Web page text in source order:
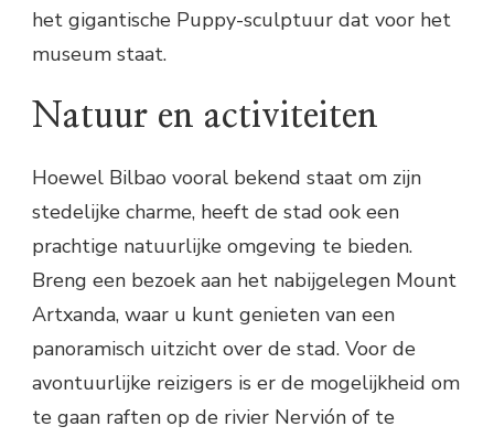
het gigantische Puppy-sculptuur dat voor het
museum staat.
Natuur en activiteiten
Hoewel Bilbao vooral bekend staat om zijn
stedelijke charme, heeft de stad ook een
prachtige natuurlijke omgeving te bieden.
Breng een bezoek aan het nabijgelegen Mount
Artxanda, waar u kunt genieten van een
panoramisch uitzicht over de stad. Voor de
avontuurlijke reizigers is er de mogelijkheid om
te gaan raften op de rivier Nervión of te